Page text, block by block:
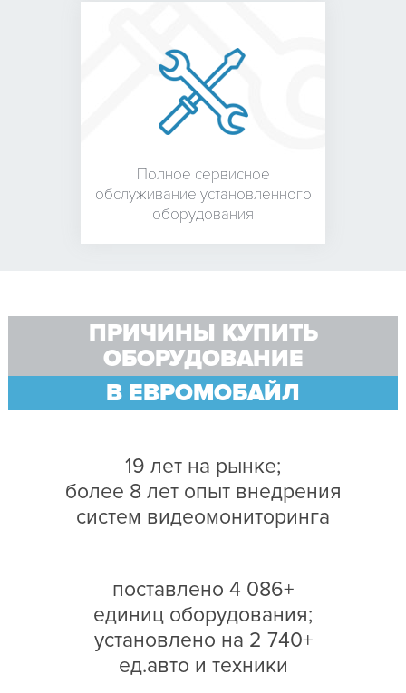
Полное сервисное
обслуживание установленного
оборудования
ПРИЧИНЫ КУПИТЬ
ОБОРУДОВАНИЕ
В ЕВРОМОБАЙЛ
19 лет на рынке;
более 8 лет опыт внедрения
систем видеомониторинга
поставлено 4 086+
единиц оборудования;
установлено на 2 740+
ед.авто и техники